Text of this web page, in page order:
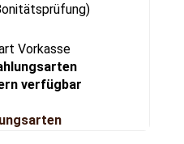
verfügbar